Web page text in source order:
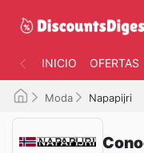
INICIO OFERTAS
Moda Napapijri